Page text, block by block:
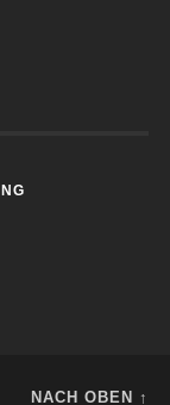
NACH OBEN ↑